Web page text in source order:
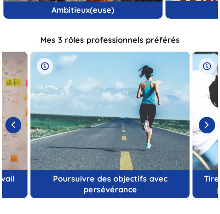
Ambitieux(euse)
Mes 3 rôles professionnels préférés
Poursuivre des objectifs avec
persévérance